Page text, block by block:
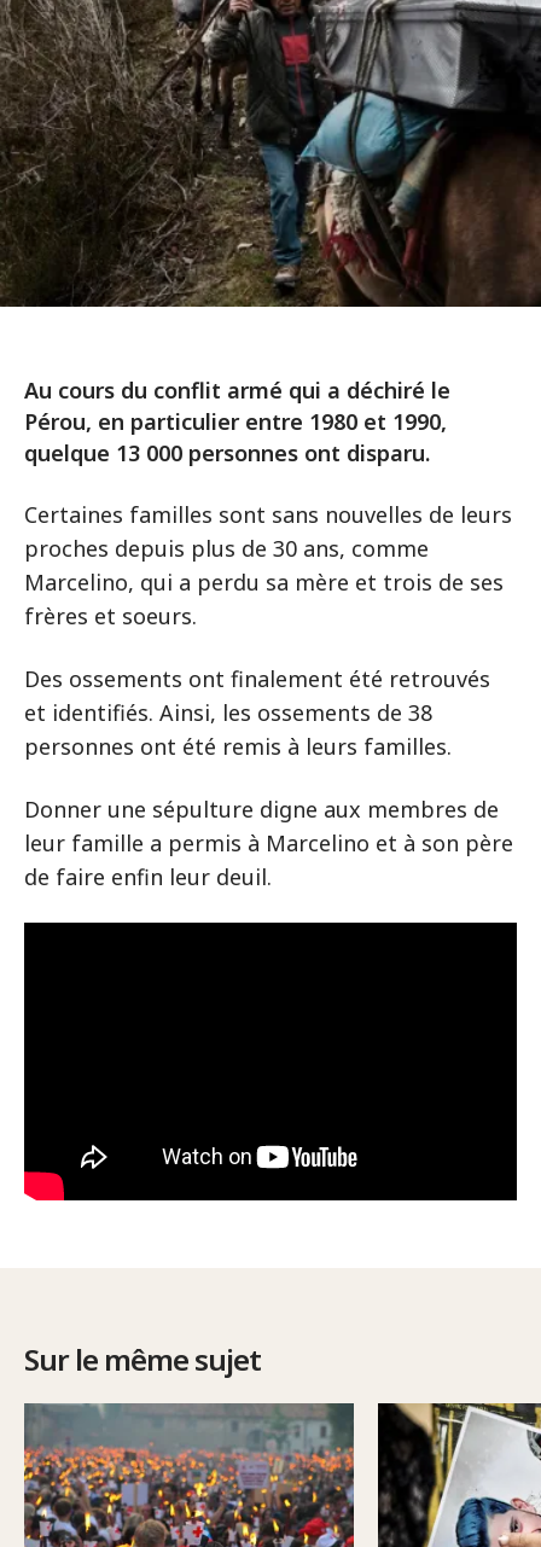
Au cours du conflit armé qui a déchiré le
Pérou, en particulier entre 1980 et 1990,
quelque 13 000 personnes ont disparu.
Certaines familles sont sans nouvelles de leurs
proches depuis plus de 30 ans, comme
Marcelino, qui a perdu sa mère et trois de ses
frères et soeurs.
Des ossements ont finalement été retrouvés
et identifiés. Ainsi, les ossements de 38
personnes ont été remis à leurs familles.
Donner une sépulture digne aux membres de
leur famille a permis à Marcelino et à son père
de faire enfin leur deuil.
Sur le même sujet